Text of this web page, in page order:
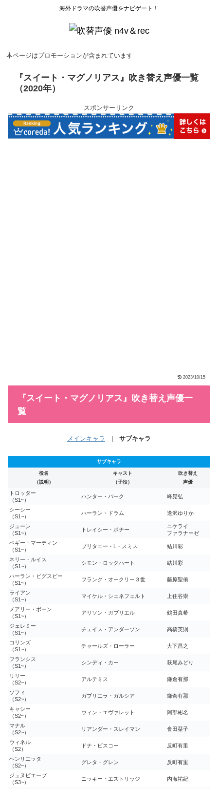
海外ドラマの吹替声優をナビゲート！
本ページはプロモーションが含まれています
『スイート・マグノリアス』吹き替え声優一覧
（2020年）
スポンサーリンク
2023/10/15
『スイート・マグノリアス』吹き替え声優一
覧
メインキャラ サブキャラ
サブキャラ
役名
（説明）
キャスト
（子役）
吹き替え
声優
トロッター
（S1~）
ハンター・バーク 峰晃弘
シーシー
（S1~）
ハーラン・ドラム 逢沢ゆりか
ジューン
（S1~）
トレイシー・ボナー
ニケライ
ファラナーゼ
ペギー・マーティン
（S1~）
ブリタニー・L・スミス 結川彩
ネリー・ルイス
（S1~）
シモン・ロックハート 結川彩
ハーラン・ビグスビー
（S1~）
フランク・オークリー３世 藤原聖侑
ライアン
（S1~）
マイケル・シェネフェルト 上住谷崇
メアリー・ボーン
（S1~）
アリソン・ガブリエル 鶴田真希
ジェレミー
（S1~）
チェイス・アンダーソン 高橋英則
コリンズ
（S1~）
チャールズ・ローラー 大下昌之
フランシス
（S1~）
シンディ・カー 萩尾みどり
リリー
（S2~）
アルテミス 鎌倉有那
ソフィ
（S2~）
ガブリエラ・ガルシア 鎌倉有那
キャシー
（S2~）
ウィン・エヴァレット 阿部彬名
マナル
（S2~）
リアンダー・スレイマン 會田栞子
ウィネル
（S2）
ドナ・ビスコー 反町有里
ヘンリエッタ
（S2~）
グレタ・グレン 反町有里
ジュヌビエーブ
（S3~）
ニッキー・エストリッジ 内海祐紀